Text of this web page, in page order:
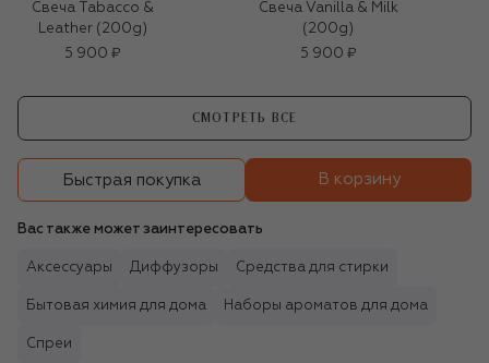
Свеча Tabacco &
Leather (200g)
5 900 ₽
Свеча Vanilla & Milk
(200g)
5 900 ₽
СМОТРЕТЬ ВСЕ
Быстрая покупка В корзину
Вас также может заинтересовать
Аксессуары Диффузоры Средства для стирки
Бытовая химия для дома Наборы ароматов для дома
Спреи